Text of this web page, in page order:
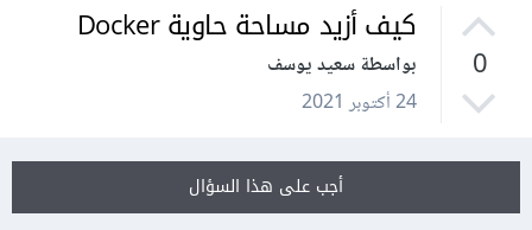
0
كيف أزيد مساحة حاوية Docker
بواسطة سعيد يوسف
24 أكتوبر 2021
أجب على هذا السؤال